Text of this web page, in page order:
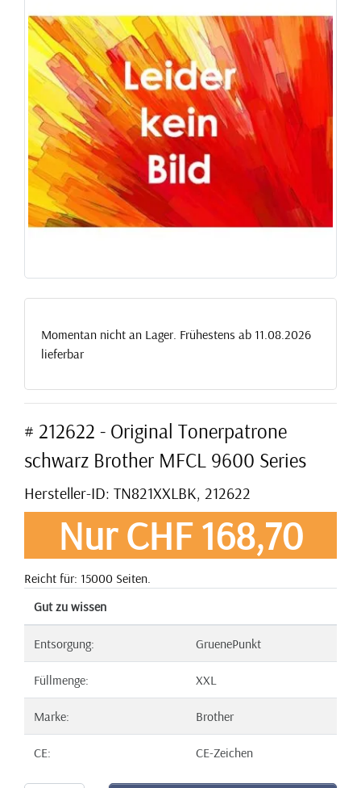
Momentan nicht an Lager. Frühestens ab 11.08.2026
lieferbar
# 212622 - Original Tonerpatrone
schwarz Brother MFCL 9600 Series
Hersteller-ID: TN821XXLBK, 212622
Nur CHF 168,70
Reicht für: 15000 Seiten.
Gut zu wissen
Entsorgung: GruenePunkt
Füllmenge: XXL
Marke: Brother
CE: CE-Zeichen